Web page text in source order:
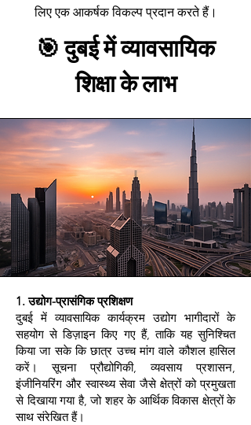
लिए एक आकर्षक विकल्प प्रदान करते हैं।
🎯 दुबई में व्यावसायिक
शिक्षा के लाभ
1. उद्योग-प्रासंगिक प्रशिक्षण
दुबई में व्यावसायिक कार्यक्रम उद्योग भागीदारों के
सहयोग से डिज़ाइन किए गए हैं, ताकि यह सुनिश्चित
किया जा सके कि छात्र उच्च मांग वाले कौशल हासिल
करें। सूचना प्रौद्योगिकी, व्यवसाय प्रशासन,
इंजीनियरिंग और स्वास्थ्य सेवा जैसे क्षेत्रों को प्रमुखता
से दिखाया गया है, जो शहर के आर्थिक विकास क्षेत्रों के
साथ संरेखित हैं।